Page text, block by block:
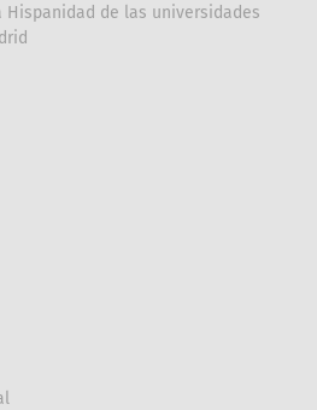
Hispanidad de las universidades